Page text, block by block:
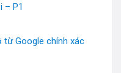
– P1
từ Google chính xác